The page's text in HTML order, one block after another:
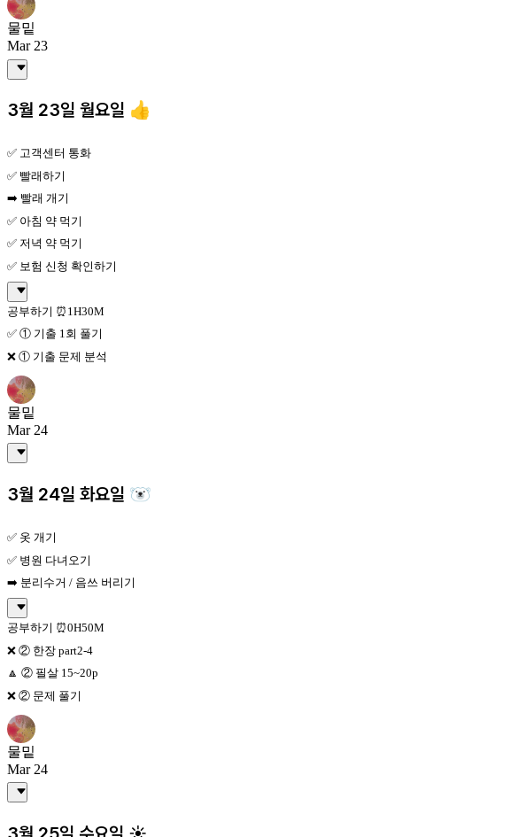
물밑
Mar 23
3월 23일 월요일 👍
✅ 고객센터 통화
✅ 빨래하기
➡️ 빨래 개기
✅ 아침 약 먹기
✅ 저녁 약 먹기
✅ 보험 신청 확인하기
공부하기 ⏰1H30M
✅ ① 기출 1회 풀기
❌ ① 기출 문제 분석
물밑
Mar 24
3월 24일 화요일 🐻‍❄️
✅ 옷 개기
✅ 병원 다녀오기
➡️ 분리수거 / 음쓰 버리기
공부하기 ⏰0H50M
❌ ② 한장 part2-4
🔼 ② 필살 15~20p
❌ ② 문제 풀기
물밑
Mar 24